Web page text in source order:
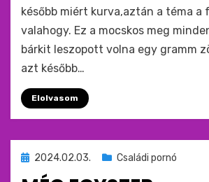
később miért kurva,aztán a téma
valahogy. Ez a mocskos meg
bárkit leszopott volna egy gramm
azt később…
Elolvasom
Beküldve
2024.02.03. Családi pornó